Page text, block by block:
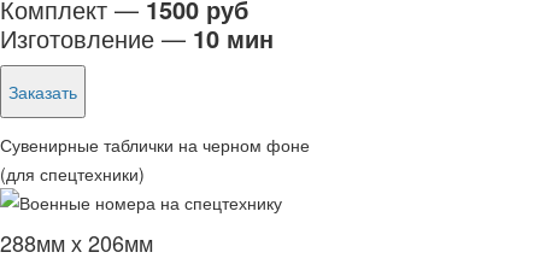
Комплект — 1500 руб
Изготовление — 10 мин
Заказать
Сувенирные таблички на черном фоне
(для спецтехники)
288мм х 206мм